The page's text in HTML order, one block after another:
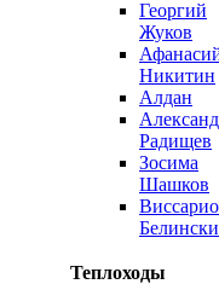
Георгий
Жуков
Никитин
Алдан
Радищев
Зосима
Шашков
Теплоходы